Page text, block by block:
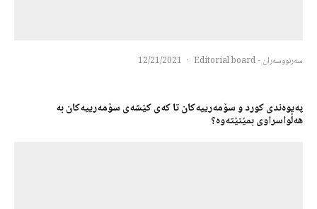
سەرنووسەران - Editorial board ·
12/21/2021
پەیوەندی کورد و سۆمەرییەکان تا کەی کێشەی سۆمەرییەکان بە
هەڵواسراوی بمێنێتەوە؟